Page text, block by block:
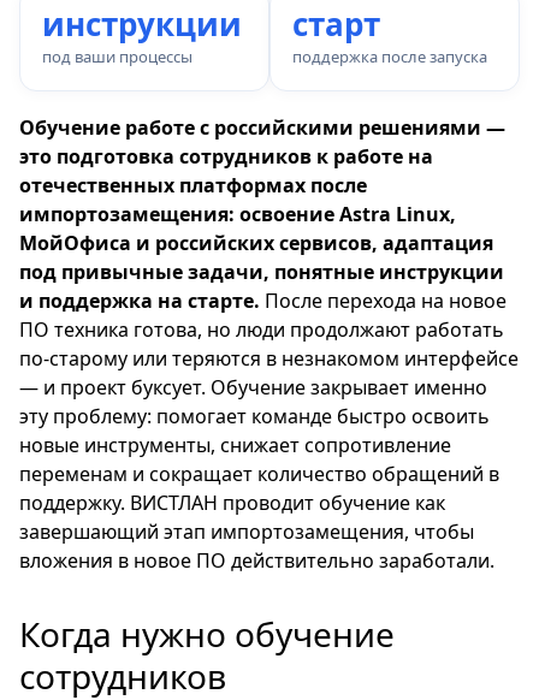
инструкции
под ваши процессы
старт
поддержка после запуска
Обучение работе с российскими решениями —
это подготовка сотрудников к работе на
отечественных платформах после
импортозамещения: освоение Astra Linux,
МойОфиса и российских сервисов, адаптация
под привычные задачи, понятные инструкции
и поддержка на старте. После перехода на новое
ПО техника готова, но люди продолжают работать
по-старому или теряются в незнакомом интерфейсе
— и проект буксует. Обучение закрывает именно
эту проблему: помогает команде быстро освоить
новые инструменты, снижает сопротивление
переменам и сокращает количество обращений в
поддержку. ВИСТЛАН проводит обучение как
завершающий этап импортозамещения, чтобы
вложения в новое ПО действительно заработали.
Когда нужно обучение
сотрудников